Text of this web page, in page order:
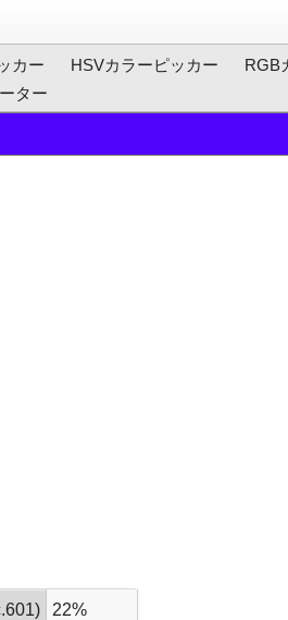
カー HSVカラーピッカー
RGB
ター
22%